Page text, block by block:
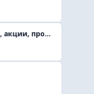
«Палач» | Скидки, акции, промокоды